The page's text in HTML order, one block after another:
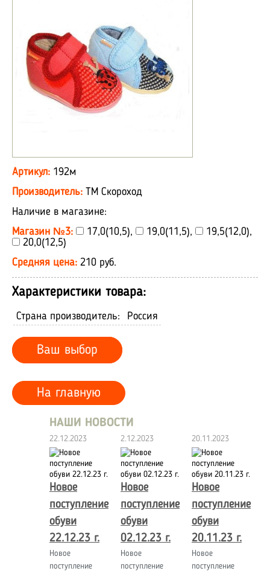
Артикул: 192м
Производитель: ТМ Скороход
Наличие в магазине:
Магазин №3:
17,0(10,5), 19,0(11,5),
19,5(12,0),
20,0(12,5)
Средняя цена: 210 руб.
Характеристики товара:
Страна производитель: Россия
Ваш выбор
На главную
НАШИ НОВОСТИ
22.12.2023
Новое
поступление
обуви
22.12.23 г.
Новое
поступление
2.12.2023
Новое
поступление
обуви
02.12.23 г.
Новое
поступление
20.11.2023
Новое
поступление
обуви
20.11.23 г.
Новое
поступление